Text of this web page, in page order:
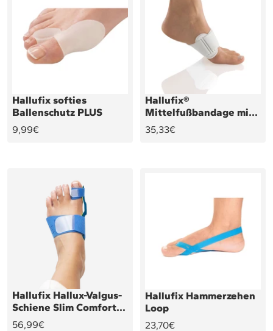
Hallufix softies
Ballenschutz PLUS
Angebotspreis
9,99€
Hallufix®
Mittelfußbandage mit
Pelotte
Angebotspreis
35,33€
Hallufix Hallux-Valgus-
Schiene Slim Comfort
2.0
Angebotspreis
56,99€
Hallufix Hammerzehen
Loop
Angebotspreis
23,70€